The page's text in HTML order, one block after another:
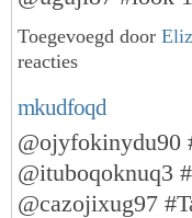
Toegevoegd door
reacties
mkudfoqd
@ojyfokinydu90
@ituboqoknuq3
@cazojixug97